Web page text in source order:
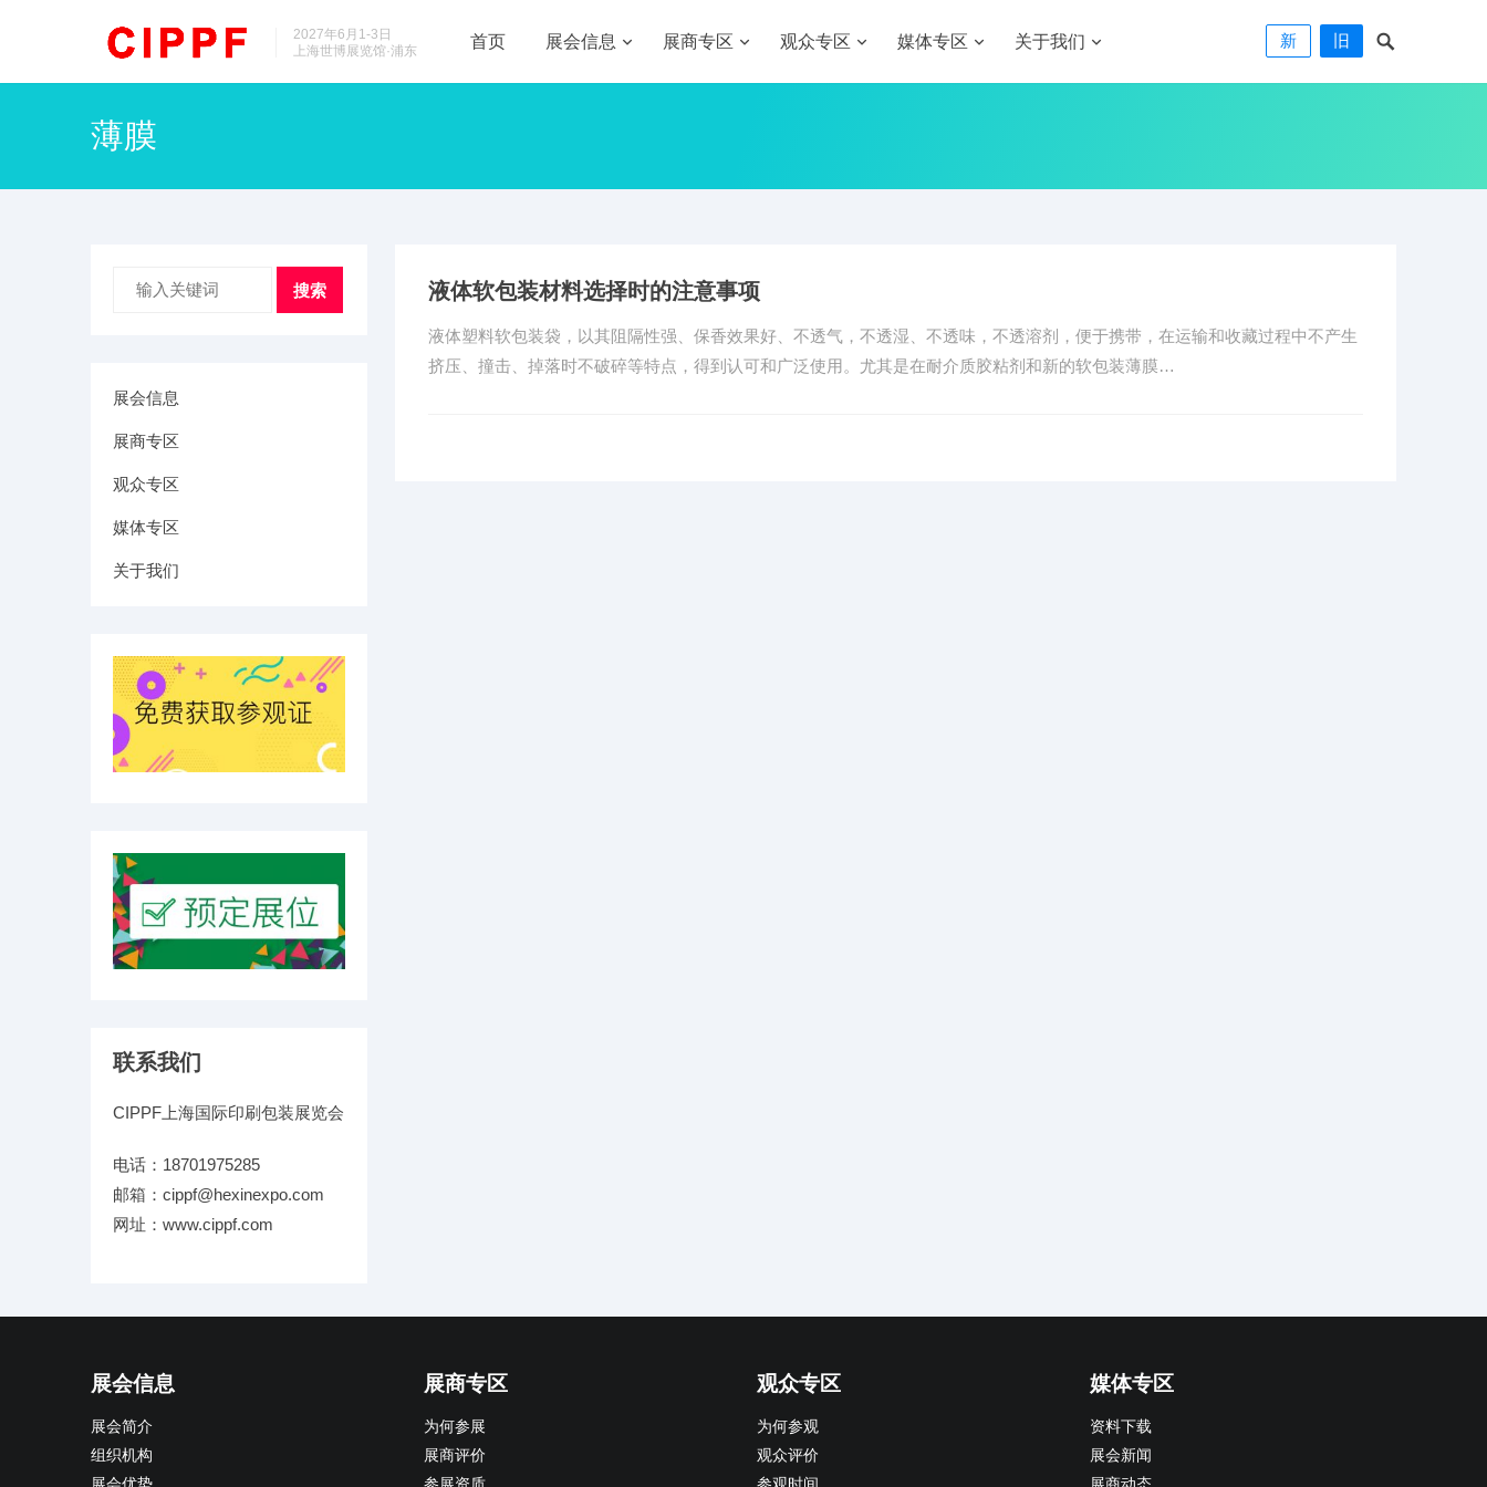
2027年6月1-3日
上海世博展览馆·浦东
首页 展会信息 展商专区 观众专区 媒体专区 关于我们 新 旧
薄膜
液体软包装材料选择时的注意事项
液体塑料软包装袋，以其阻隔性强、保香效果好、不透气，不透湿、不透味，不透溶剂，便于携带，在运输和收藏过程中不产生
挤压、撞击、掉落时不破碎等特点，得到认可和广泛使用。尤其是在耐介质胶粘剂和新的软包装薄膜…
搜索
展会信息
展商专区
观众专区
媒体专区
关于我们
联系我们
CIPPF上海国际印刷包装展览会
电话：18701975285
邮箱：cippf@hexinexpo.com
网址：www.cippf.com
展会信息
展会简介
组织机构
展商专区
为何参展
展商评价
观众专区
为何参观
观众评价
媒体专区
资料下载
展会新闻